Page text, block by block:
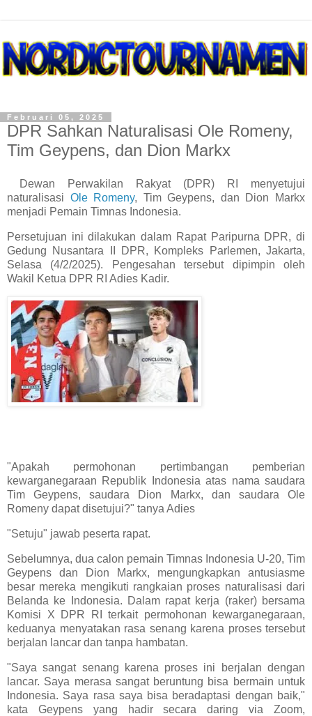
Februari 05, 2025
DPR Sahkan Naturalisasi Ole Romeny,
Tim Geypens, dan Dion Markx
Dewan Perwakilan Rakyat (DPR) RI menyetujui
naturalisasi Ole Romeny, Tim Geypens, dan Dion Markx
menjadi Pemain Timnas Indonesia.
Persetujuan ini dilakukan dalam Rapat Paripurna DPR, di
Gedung Nusantara II DPR, Kompleks Parlemen, Jakarta,
Selasa (4/2/2025). Pengesahan tersebut dipimpin oleh
Wakil Ketua DPR RI Adies Kadir.
"Apakah permohonan pertimbangan pemberian
kewarganegaraan Republik Indonesia atas nama saudara
Tim Geypens, saudara Dion Markx, dan saudara Ole
Romeny dapat disetujui?" tanya Adies
"Setuju" jawab peserta rapat.
Sebelumnya, dua calon pemain Timnas Indonesia U-20, Tim
Geypens dan Dion Markx, mengungkapkan antusiasme
besar mereka mengikuti rangkaian proses naturalisasi dari
Belanda ke Indonesia. Dalam rapat kerja (raker) bersama
Komisi X DPR RI terkait permohonan kewarganegaraan,
keduanya menyatakan rasa senang karena proses tersebut
berjalan lancar dan tanpa hambatan.
"Saya sangat senang karena proses ini berjalan dengan
lancar. Saya merasa sangat beruntung bisa bermain untuk
Indonesia. Saya rasa saya bisa beradaptasi dengan baik,"
kata Geypens yang hadir secara daring via Zoom,